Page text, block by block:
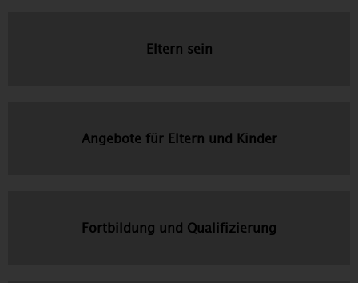
Eltern sein
Angebote für Eltern und Kinder
Fortbildung und Qualifizierung